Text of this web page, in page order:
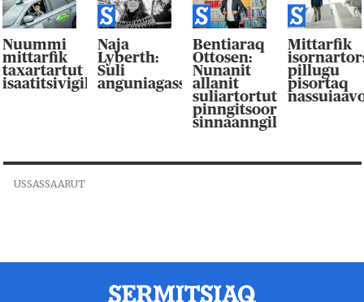
Nuummi
mittarfik
taxartartut
isaatitsivigilluarpaat
Naja
Lyberth:
Suli
anguniagassaqaqaagut
Bentiaraq
Ottosen:
Nunanit
allanit
suliartortut
pinngitsoor-
Mittarfik
pillugu
pisortaq
USSASSAARUT